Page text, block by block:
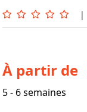
|
À partir de
5 - 6 semaines